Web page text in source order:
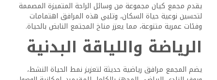
بيئة ممتعة وآمنة للأطفال من جميع الأعمار.
الاسترخاء والترفيه
لمن يبحثون عن الهدوء، يقدم كيان مرافق استرخاء متميزة،
لمساعدة السكان على الاسترخاء وتجديد النشاط.